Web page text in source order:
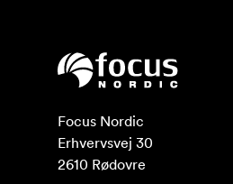
Focus Nordic
Erhvervsvej 30
2610 Rødovre